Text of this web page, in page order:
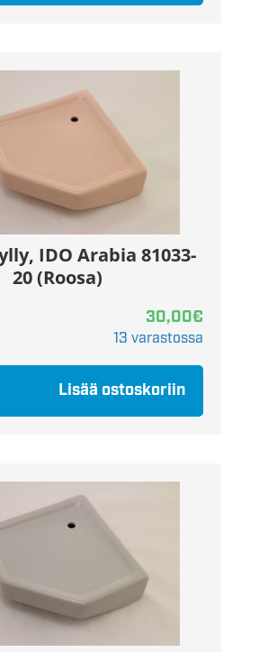
IDO Arabia 81033-
20 (Roosa)
30,00€
13 varastossa
Lisää ostoskoriin